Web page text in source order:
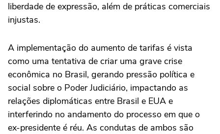
liberdade de expressão, além de práticas comerciais
injustas.
A implementação do aumento de tarifas é vista
como uma tentativa de criar uma grave crise
econômica no Brasil, gerando pressão política e
social sobre o Poder Judiciário, impactando as
relações diplomáticas entre Brasil e EUA e
interferindo no andamento do processo em que o
ex-presidente é réu. As condutas de ambos são